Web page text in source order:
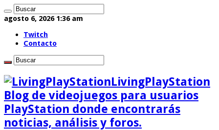
agosto 6, 2026 1:36 am
Twitch
Contacto
LivingPlayStation
Blog de videojuegos para usuarios
PlayStation donde encontrarás
noticias, análisis y foros.